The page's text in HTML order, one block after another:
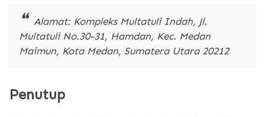
Alamat: Kompleks Multatuli Indah, Jl.
Multatuli No.30-31, Hamdan, Kec. Medan
Maimun, Kota Medan, Sumatera Utara 20212
Penutup